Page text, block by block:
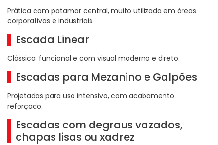
Prática com patamar central, muito utilizada em áreas
corporativas e industriais.
Escada Linear
Clássica, funcional e com visual moderno e direto.
Escadas para Mezanino e Galpões
Projetadas para uso intensivo, com acabamento
reforçado.
Escadas com degraus vazados,
chapas lisas ou xadrez